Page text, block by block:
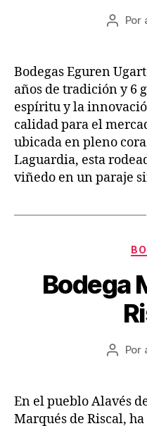
Autor
Por
Bodegas Eguren
años de tradición y 6
espíritu y la
calidad para el
ubicada en pleno
Laguardia, esta
viñedo en un paraje
Bodega
Autor
Por
En el pueblo Alavés
Marqués de Riscal,